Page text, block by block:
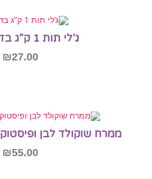
ג’לי תות 1 ק”ג בד”ץ עד”ח
₪27.00
ממרח שוקולד לבן ופיסטוק 1 ק”ג בד”ץ עד”ח
₪55.00